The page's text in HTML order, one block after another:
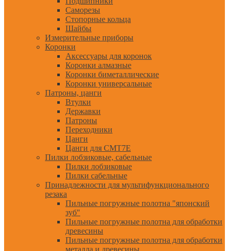
Саморезы
Стопорные кольца
Шайбы
Измерительные приборы
Коронки
Аксессуары для коронок
Коронки алмазные
Коронки биметаллические
Коронки универсальные
Патроны, цанги
Втулки
Державки
Патроны
Переходники
Цанги
Цанги для CMT7E
Пилки лобзиковые, сабельные
Пилки лобзиковые
Пилки сабельные
Принадлежности для мультифункционального
резака
Пильные погружные полотна "японский
зуб"
Пильные погружные полотна для обработки
древесины
Пильные погружные полотна для обработки
металла и древесины